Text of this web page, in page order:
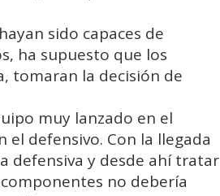
sido capaces de
ha supuesto que los
tomaran la decisión de
muy lanzado en el
el defensivo. Con la llegada
defensiva y desde ahí tratar
no debería